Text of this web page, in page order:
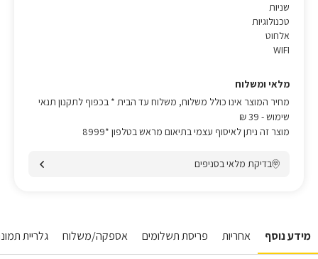
שניות
טכנולוגיות
אלחוט
WIFI
מלאי ומשלוח
מחיר המוצר אינו כולל משלוח, משלוח עד הבית * בכפוף לתקנון תנאי
שימוש- 39 ₪
מוצר זה ניתן לאיסוף עצמי בתיאום מראש בטלפון *8999
בדיקת מלאי בסניפים
מידע נוסף אחריות פריסת תשלומים אספקה/משלוח גלריית